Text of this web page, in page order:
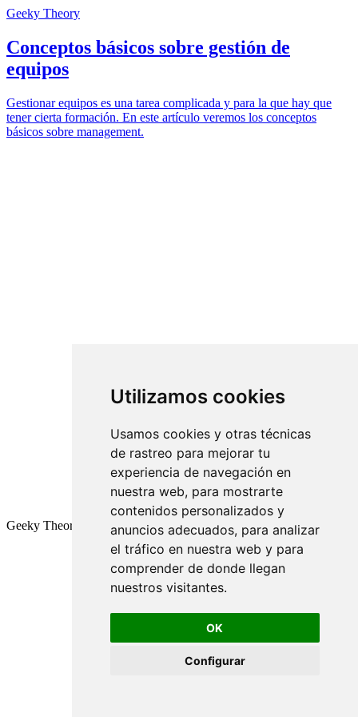
Utilizamos cookies
Usamos cookies y otras técnicas
de rastreo para mejorar tu
experiencia de navegación en
nuestra web, para mostrarte
contenidos personalizados y
anuncios adecuados, para analizar
el tráfico en nuestra web y para
comprender de donde llegan
nuestros visitantes.
OK
Configurar
Geeky Theory
Conceptos básicos sobre gestión de
equipos
Gestionar equipos es una tarea complicada y para la que hay que
tener cierta formación. En este artículo veremos los conceptos
básicos sobre management.
Geeky Theory © 2026